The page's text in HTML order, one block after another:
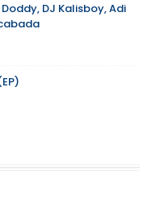
DJ Kalisboy, Adi